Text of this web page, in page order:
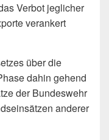
Verbot jeglicher
verankert
über die
dahin gehend
der Bundeswehr
anderer